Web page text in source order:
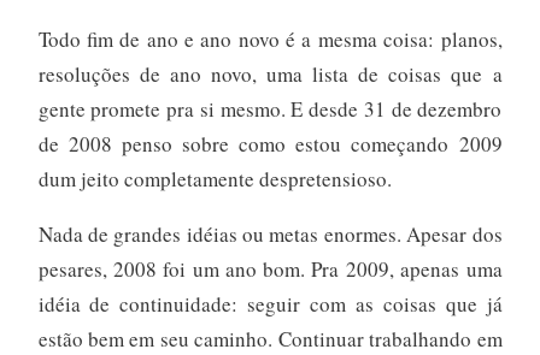
Todo fim de ano e ano novo é a mesma coisa: planos,
resoluções de ano novo, uma lista de coisas que a
gente promete pra si mesmo. E desde 31 de dezembro
de 2008 penso sobre como estou começando 2009
dum jeito completamente despretensioso.
Nada de grandes idéias ou metas enormes. Apesar dos
pesares, 2008 foi um ano bom. Pra 2009, apenas uma
idéia de continuidade: seguir com as coisas que já
estão bem em seu caminho. Continuar trabalhando em